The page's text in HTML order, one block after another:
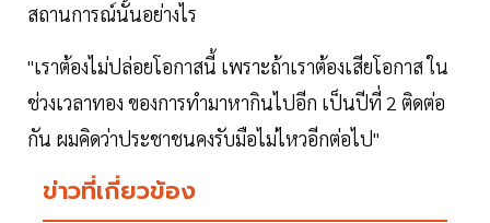
สถานการณ์นั้นอย่างไร
"เราต้องไม่ปล่อยโอกาสนี้ เพราะถ้าเราต้องเสียโอกาส ใน
ช่วงเวลาทอง ของการทำมาหากินไปอีก เป็นปีที่ 2 ติดต่อ
กัน ผมคิดว่าประชาชนคงรับมือไม่ไหวอีกต่อไป"
ข่าวที่เกี่ยวข้อง